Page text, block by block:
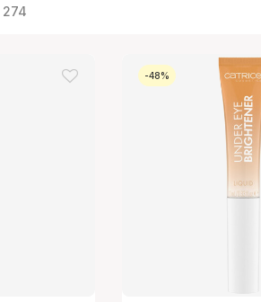
274
-48%